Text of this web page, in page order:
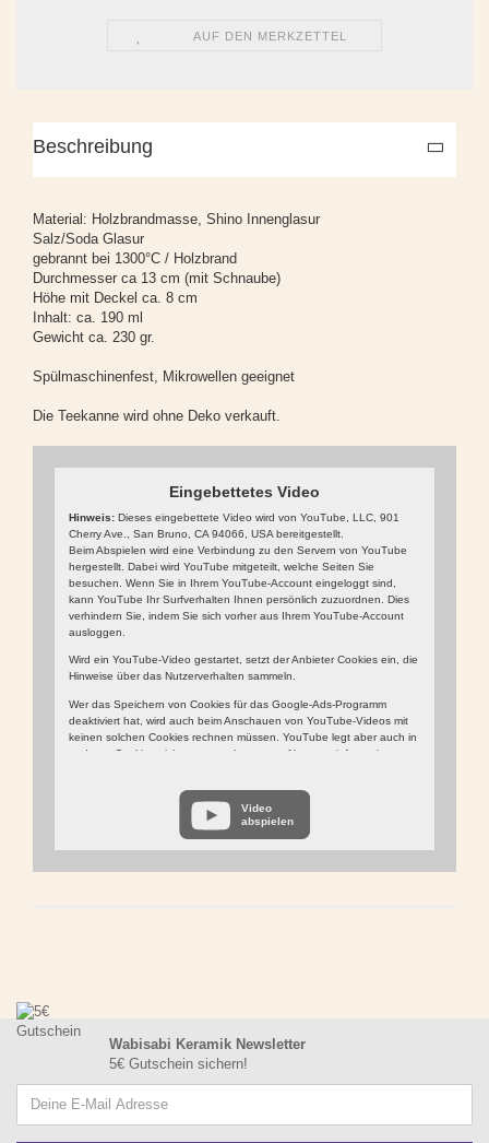
AUF DEN MERKZETTEL
Beschreibung
Material: Holzbrandmasse, Shino Innenglasur
Salz/Soda Glasur
gebrannt bei 1300°C / Holzbrand
Durchmesser ca 13 cm (mit Schnaube)
Höhe mit Deckel ca. 8 cm
Inhalt: ca. 190 ml
Gewicht ca. 230 gr.
Spülmaschinenfest, Mikrowellen geeignet
Die Teekanne wird ohne Deko verkauft.
Eingebettetes Video
Hinweis:Dieses eingebettete Video wird von YouTube, LLC, 901
Cherry Ave., San Bruno, CA 94066, USA bereitgestellt.
Beim Abspielen wird eine Verbindung zu den Servern von YouTube
hergestellt. Dabei wird YouTube mitgeteilt, welche Seiten Sie
besuchen. Wenn Sie in Ihrem YouTube-Account eingeloggt sind,
kann YouTube Ihr Surfverhalten Ihnen persönlich zuzuordnen. Dies
verhindern Sie, indem Sie sich vorher aus Ihrem YouTube-Account
ausloggen.
Wird ein YouTube-Video gestartet, setzt der Anbieter Cookies ein, die
Hinweise über das Nutzerverhalten sammeln.
Wer das Speichern von Cookies für das Google-Ads-Programm
deaktiviert hat, wird auch beim Anschauen von YouTube-Videos mit
keinen solchen Cookies rechnen müssen. YouTube legt aber auch in
anderen Cookies nicht-personenbezogene Nutzungsinformationen
Weitere Informationen zum Datenschutz bei „YouTube“ finden Sie in
der Datenschutzerklärung des Anbieters unter:
Video
abspielen
Wabisabi Keramik Newsletter
5€ Gutschein sichern!